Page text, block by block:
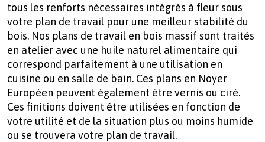
tous les renforts nécessaires intégrés à fleur sous
votre plan de travail pour une meilleur stabilité du
bois. Nos plans de travail en bois massif sont traités
en atelier avec une huile naturel alimentaire qui
correspond parfaitement à une utilisation en
cuisine ou en salle de bain. Ces plans en Noyer
Européen peuvent également être vernis ou ciré.
Ces finitions doivent être utilisées en fonction de
votre utilité et de la situation plus ou moins humide
ou se trouvera votre plan de travail.